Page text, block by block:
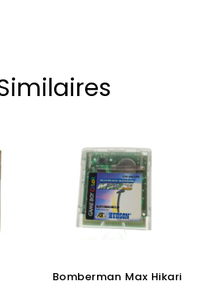
Bomberman Max Hikari